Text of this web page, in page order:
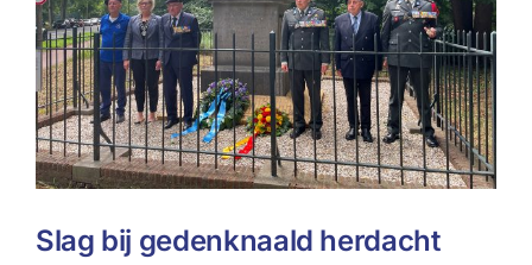
Slag bij gedenknaald herdacht